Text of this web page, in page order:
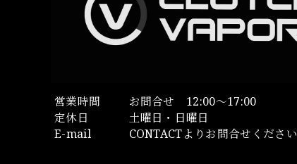
営業時間
お問合せ 12:00～17:00
定休日
土曜日・日曜日
E-mail
CONTACTよりお問合せください